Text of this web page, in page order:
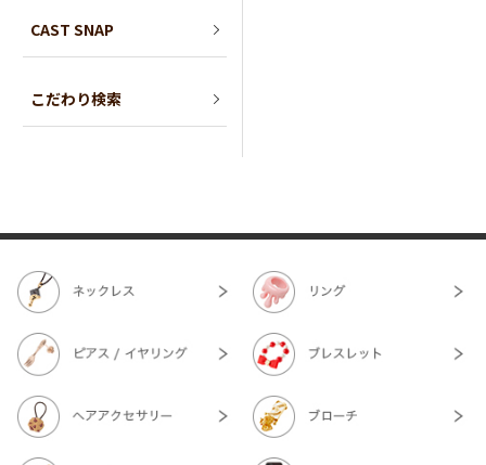
CAST SNAP
こだわり検索